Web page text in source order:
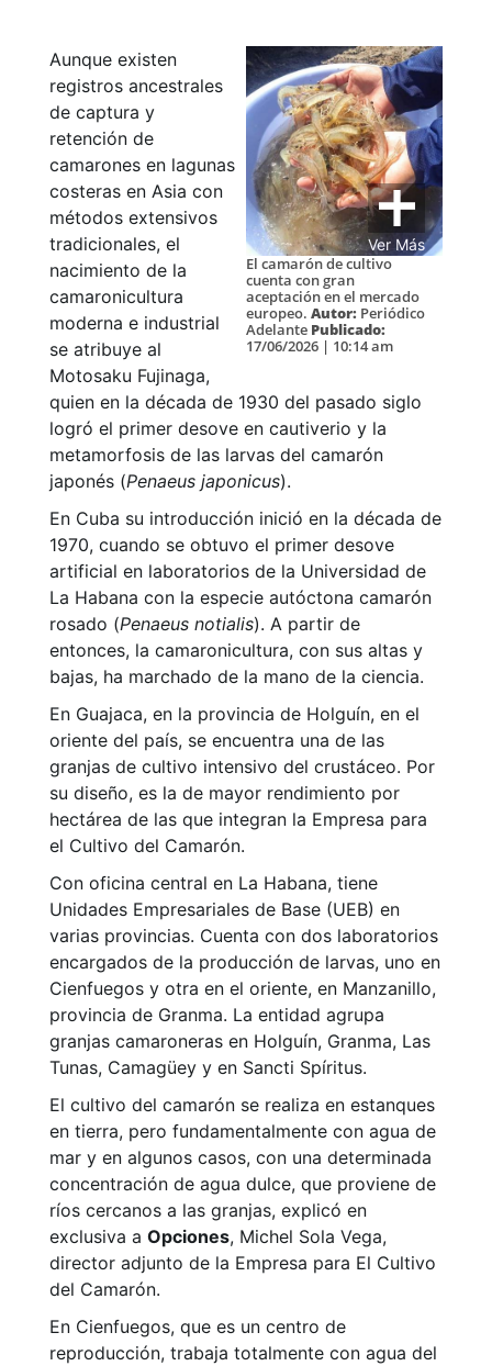
Ver Más
El camarón de cultivo
cuenta con gran
aceptación en el mercado
europeo. Autor: Periódico
Adelante Publicado:
17/06/2026 | 10:14 am
Aunque existen
registros ancestrales
de captura y
retención de
camarones en lagunas
costeras en Asia con
métodos extensivos
tradicionales, el
nacimiento de la
camaronicultura
moderna e industrial
se atribuye al
Motosaku Fujinaga,
quien en la década de 1930 del pasado siglo
logró el primer desove en cautiverio y la
metamorfosis de las larvas del camarón
japonés (Penaeus japonicus).
En Cuba su introducción inició en la década de
1970, cuando se obtuvo el primer desove
artificial en laboratorios de la Universidad de
La Habana con la especie autóctona camarón
rosado (Penaeus notialis). A partir de
entonces, la camaronicultura, con sus altas y
bajas, ha marchado de la mano de la ciencia.
En Guajaca, en la provincia de Holguín, en el
oriente del país, se encuentra una de las
granjas de cultivo intensivo del crustáceo. Por
su diseño, es la de mayor rendimiento por
hectárea de las que integran la Empresa para
el Cultivo del Camarón.
Con oficina central en La Habana, tiene
Unidades Empresariales de Base (UEB) en
varias provincias. Cuenta con dos laboratorios
encargados de la producción de larvas, uno en
Cienfuegos y otra en el oriente, en Manzanillo,
provincia de Granma. La entidad agrupa
granjas camaroneras en Holguín, Granma, Las
Tunas, Camagüey y en Sancti Spíritus.
El cultivo del camarón se realiza en estanques
en tierra, pero fundamentalmente con agua de
mar y en algunos casos, con una determinada
concentración de agua dulce, que proviene de
ríos cercanos a las granjas, explicó en
exclusiva a Opciones, Michel Sola Vega,
director adjunto de la Empresa para El Cultivo
del Camarón.
En Cienfuegos, que es un centro de
reproducción, trabaja totalmente con agua del